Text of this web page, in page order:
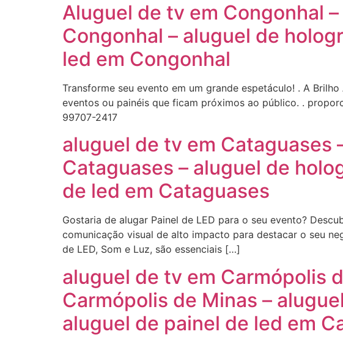
Aluguel de tv em Congonhal
Congonhal – aluguel de
led em Congonhal
Transforme seu evento em um grande espetáculo! . A
eventos ou painéis que ficam próximos ao público. .
99707-2417
aluguel de tv em Cataguases
Cataguases – aluguel de
de led em Cataguases
Gostaria de alugar Painel de LED para o seu evento?
comunicação visual de alto impacto para destacar o seu
de LED, Som e Luz, são essenciais […]
aluguel de tv em Carmópolis
Carmópolis de Minas –
aluguel de painel de led em